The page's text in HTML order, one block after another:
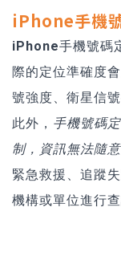
iPhone手機
iPhone手機號碼
際的定位準確度
號強度、衛星信
此外， 手機號碼
制，資訊無法隨
緊急救援、追蹤
機構或單位進行查